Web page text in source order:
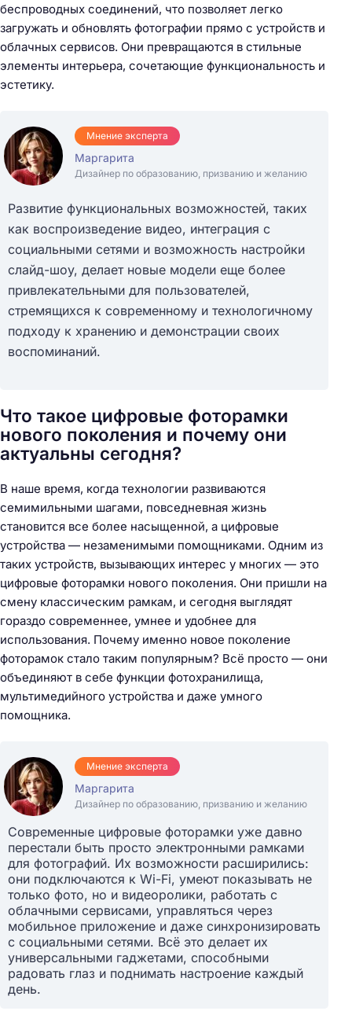
беспроводных соединений, что позволяет легко
загружать и обновлять фотографии прямо с устройств и
облачных сервисов. Они превращаются в стильные
элементы интерьера, сочетающие функциональность и
эстетику.
Мнение эксперта
Маргарита
Дизайнер по образованию, призванию и желанию
Развитие функциональных возможностей, таких
как воспроизведение видео, интеграция с
социальными сетями и возможность настройки
слайд-шоу, делает новые модели еще более
привлекательными для пользователей,
стремящихся к современному и технологичному
подходу к хранению и демонстрации своих
воспоминаний.
Что такое цифровые фоторамки
нового поколения и почему они
актуальны сегодня?
В наше время, когда технологии развиваются
семимильными шагами, повседневная жизнь
становится все более насыщенной, а цифровые
устройства — незаменимыми помощниками. Одним из
таких устройств, вызывающих интерес у многих — это
цифровые фоторамки нового поколения. Они пришли на
смену классическим рамкам, и сегодня выглядят
гораздо современнее, умнее и удобнее для
использования. Почему именно новое поколение
фоторамок стало таким популярным? Всё просто — они
объединяют в себе функции фотохранилища,
мультимедийного устройства и даже умного
помощника.
Мнение эксперта
Маргарита
Дизайнер по образованию, призванию и желанию
Современные цифровые фоторамки уже давно
перестали быть просто электронными рамками
для фотографий. Их возможности расширились:
они подключаются к Wi-Fi, умеют показывать не
только фото, но и видеоролики, работать с
облачными сервисами, управляться через
мобильное приложение и даже синхронизировать
с социальными сетями. Всё это делает их
универсальными гаджетами, способными
радовать глаз и поднимать настроение каждый
день.